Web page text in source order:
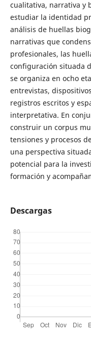
cualitativa, narrativa y
estudiar la identidad
análisis de huellas
narrativas que
profesionales, las
configuración situada
se organiza en ocho
entrevistas,
registros escritos y
interpretativa. En
construir un corpus
tensiones y procesos
una perspectiva
potencial para la
formación y
Descargas